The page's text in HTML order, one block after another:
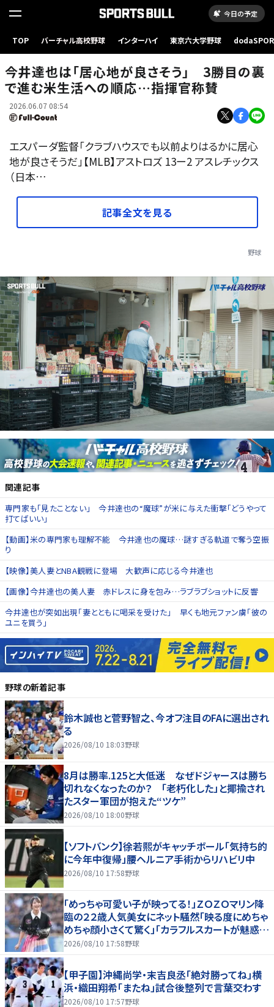
今日の予定
TOP バーチャル高校野球 インターハイ 東京六大学野球
アストロズ・今井達也【写真：ロイター】
今井達也は「居心地が良さそう」 3勝目の裏
で進む米生活への順応…指揮官称賛
2026.06.07 08:54
エスパーダ監督「クラブハウスでも以前よりはるかに居心
地が良さそうだ」【MLB】アストロズ 13ー2 アスレチックス
（日本…
記事全文を見る
野球
関連記事
専門家も「見たことない」 今井達也の“魔球”が米に与えた衝撃「どうやって
打てばいい」
【動画】米の専門家も理解不能 今井達也の魔球…謎すぎる軌道で奪う空振
り
【映像】美人妻とNBA観戦に登場 大歓声に応じる今井達也
【画像】今井達也の美人妻 赤ドレスに身を包み…ラブラブショットに反響
今井達也が突如出現「妻とともに喝采を受けた」 早くも地元ファン虜「彼の
ユニを買う」
野球の新着記事
鈴木誠也と菅野智之、今オフ注目のFAに選出され
る
2026/08/10 18:03野球
8月は勝率.125と大低迷 なぜドジャースは勝ち
切れなくなったのか？ 「老朽化した」と揶揄され
たスター軍団が抱えた“ツケ”
2026/08/10 18:00野球
【ソフトバンク】徐若熙がキャッチボール「気持ち的
に今年中復帰」腰ヘルニア手術からリハビリ中
2026/08/10 17:58野球
「めっちゃ可愛い子が映ってる！」ＺＯＺＯマリン降
臨の２２歳人気美女にネット騒然「映る度にめちゃ
めちゃ顔小さくて驚く」「カラフルスカートが魅惑
的」
2026/08/10 17:58野球
【甲子園】沖縄尚学・末吉良丞「絶対勝ってね」横
浜・織田翔希「またね」試合後整列で言葉交わす
2026/08/10 17:57野球